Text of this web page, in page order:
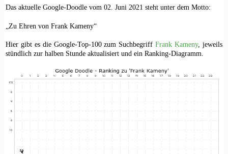
Das aktuelle Google-Doodle vom 02. Juni 2021 steht unter dem Motto:
„Zu Ehren von Frank Kameny“
Hier gibt es die Google-Top-100 zum SuchbegriffFrank Kameny, jeweils
stündlich zur halben Stunde aktualisiert und ein Ranking-Diagramm.